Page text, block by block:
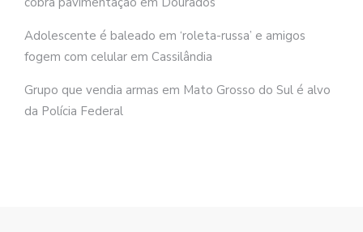
Adolescente é baleado em ‘roleta-russa’ e amigos
fogem com celular em Cassilândia
Grupo que vendia armas em Mato Grosso do Sul é alvo
da Polícia Federal